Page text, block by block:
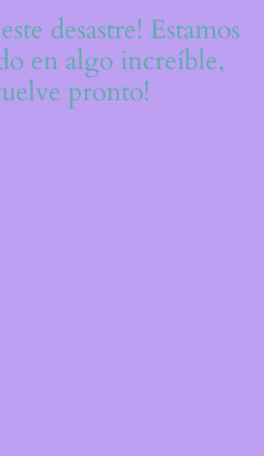
desastre! Estamos
en algo increíble,
pronto!